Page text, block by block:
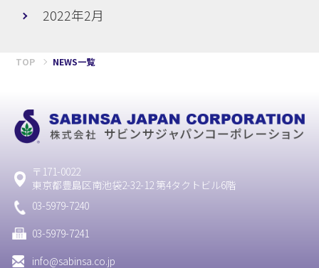
2022年2月
TOP NEWS一覧
〒171-0022
東京都豊島区南池袋2-32-12 第4タクトビル6階
03-5979-7240
03-5979-7241
info@sabinsa.co.jp